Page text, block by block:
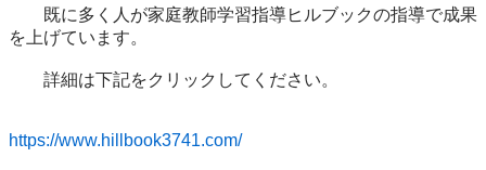
既に多く人が家庭教師学習指導ヒルブックの指導で成果
を上げています。
詳細は下記をクリックしてください。
https://www.hillbook3741.com/